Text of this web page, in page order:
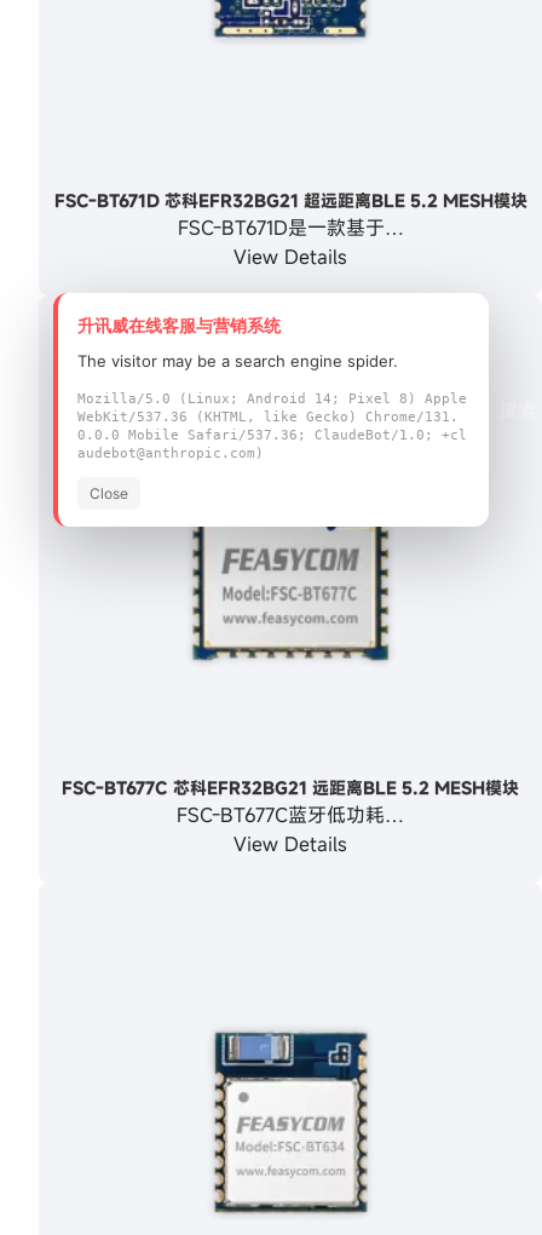
FSC-BT671D 芯科EFR32BG21 超远距离BLE 5.2 MESH模块
FSC-BT671D是一款基于…
View Details
FSC-BT677C 芯科EFR32BG21 远距离BLE 5.2 MESH模块
FSC-BT677C蓝牙低功耗…
View Details
升讯威在线客服与营销系统
The visitor may be a search engine spider.
Mozilla/5.0 (Linux; Android 14; Pixel 8) Apple
WebKit/537.36 (KHTML, like Gecko) Chrome/131.
0.0.0 Mobile Safari/537.36; ClaudeBot/1.0; +cl
audebot@anthropic.com)
Close